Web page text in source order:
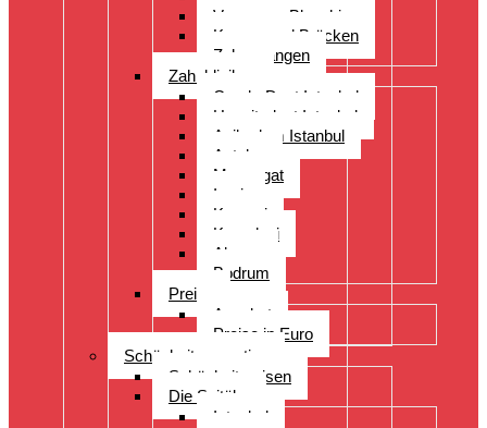
Veneers – Bleaching
Kronen und Brücken
Zahnspangen
Zahnkliniken
CenderDent Istanbul
Hospitadent Istanbul
Acibadem Istanbul
Antalya
Manavgat
Izmir
Kayseri
Kusadasi
Alanya
Bodrum
Preise
Angebot
Preise in Euro
Schönheitsoperation
Schönheitsreisen
Die Spitäler
Istanbul